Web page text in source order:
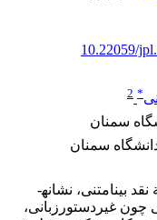
10.22059/
*
2
سمنان
سمنان
یکی از دستاوردهای مایکل ریفاتر در زمینة نقد بینامتنی، نشانه­
غیردستورزبانی،